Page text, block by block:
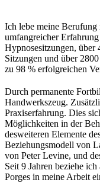
Ich lebe meine Berufung
umfangreicher
Hypnosesitzungen,
Sitzungen und über
zu 98 % erfolgreichen
Durch permanente
Handwerkszeug.
Praxiserfahrung. Dies
Möglichkeiten in der
desweiteren Elemente
Beziehungsmodell von
von Peter Levine, und
Seit 9 Jahren beziehe
Porges in meine Arbeit